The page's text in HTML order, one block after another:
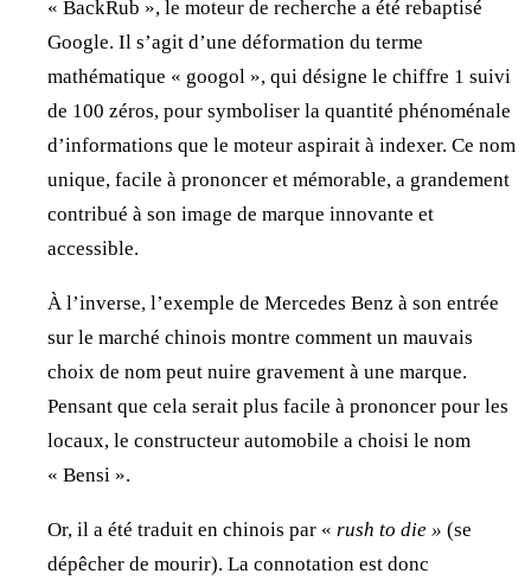
« BackRub », le moteur de recherche a été rebaptisé
Google. Il s’agit d’une déformation du terme
mathématique « googol », qui désigne le chiffre 1 suivi
de 100 zéros, pour symboliser la quantité phénoménale
d’informations que le moteur aspirait à indexer. Ce nom
unique, facile à prononcer et mémorable, a grandement
contribué à son image de marque innovante et
accessible.
À l’inverse, l’exemple de Mercedes Benz à son entrée
sur le marché chinois montre comment un mauvais
choix de nom peut nuire gravement à une marque.
Pensant que cela serait plus facile à prononcer pour les
locaux, le constructeur automobile a choisi le nom
« Bensi ».
Or, il a été traduit en chinois par « rush to die » (se
dépêcher de mourir). La connotation est donc